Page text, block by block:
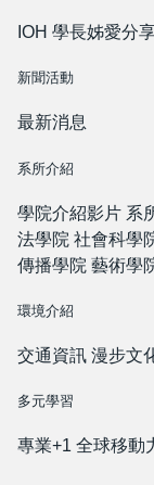
IOH 學長姊愛分
新聞活動
最新消息
系所介紹
學院介紹影片 系
法學院 社會科學
傳播學院 藝術學
環境介紹
交通資訊 漫步文
多元學習
專業+1 全球移動